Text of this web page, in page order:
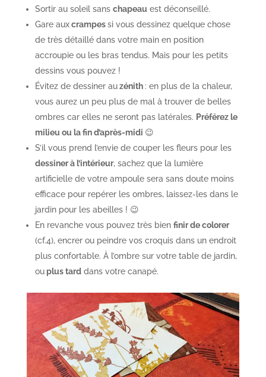
Pour cela, il suffit d’utiliser
suggérer le fait qu’il y a
croquis. Le nombre de feutres choisis = le nombre de
plans.
Colorez les ombres les plus nettes sur votre feuille
en sombre : ce sera votrepremier plan.
Puis colorez les ombres qui apparaissent plus floues
dans une couleur plus claire : ce sera votresecond
planou sur cet exemple : l’arrière plan.
Vous pouvez réitérer la manœuvre autant de fois
que souhaité, pour faire différents plans.
Les silhouettes végétalesclaires (du fond) peuvent
totalement être moins détaillées que les sombres
(devant) : cela donne un effet de focus
plan. On voit clairement ce qui est devant, au centre
de l’attention, et un peu moins nettement ce qui est
derrière.